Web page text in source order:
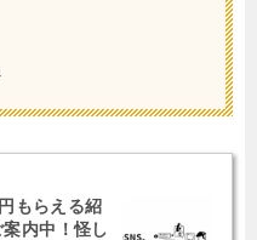
もらえる紹
内中！怪し